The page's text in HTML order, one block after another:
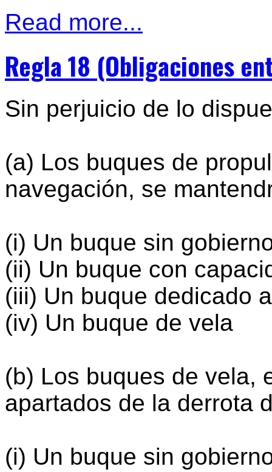
Read more...
Regla 18 (Obligaciones
Sin perjuicio de lo
(a) Los buques de
navegación, se
(i) Un buque sin
(ii) Un buque con
(iii) Un buque dedicado
(iv) Un buque de vela
(b) Los buques de vela,
apartados de la derrota
(i) Un buque sin